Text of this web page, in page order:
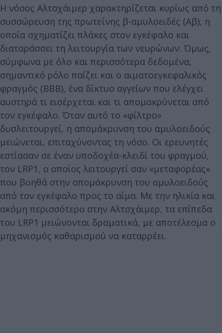
Η νόσος Αλτσχάιμερ χαρακτηρίζεται κυρίως από τη
συσσώρευση της πρωτεΐνης β-αμυλοειδές (Aβ), η
οποία σχηματίζει πλάκες στον εγκέφαλο και
διαταράσσει τη λειτουργία των νευρώνων. Όμως,
σύμφωνα με όλο και περισσότερα δεδομένα,
σημαντικό ρόλο παίζει και ο αιματοεγκεφαλικός
φραγμός (BBB), ένα δίκτυο αγγείων που ελέγχει
αυστηρά τι εισέρχεται και τι απομακρύνεται από
τον εγκέφαλο. Όταν αυτό το «φίλτρο»
δυσλειτουργεί, η απομάκρυνση του αμυλοειδούς
μειώνεται, επιταχύνοντας τη νόσο. Οι ερευνητές
εστίασαν σε έναν υποδοχέα-κλειδί του φραγμού,
τον LRP1, ο οποίος λειτουργεί σαν «μεταφορέας»
που βοηθά στην απομάκρυνση του αμυλοειδούς
από τον εγκέφαλο προς το αίμα. Με την ηλικία και
ακόμη περισσότερο στην Αλτσχάιμερ, τα επίπεδα
του LRP1 μειώνονται δραματικά, με αποτέλεσμα ο
μηχανισμός καθαρισμού να καταρρέει.